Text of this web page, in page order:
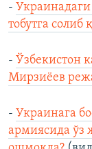
-
тобутга солиб
- Ўзбекистон
Мирзиёев
- Украинага
армиясида ўз